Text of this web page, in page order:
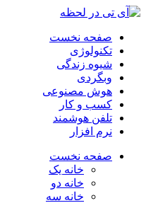
صفحه نخست
تکنولوژی
شیوه زندگی
وبگردی
هوش مصنوعی
کسب و کار
تلفن هوشمند
نرم افزار
صفحه نخست
خانه یک
خانه دو
خانه سه